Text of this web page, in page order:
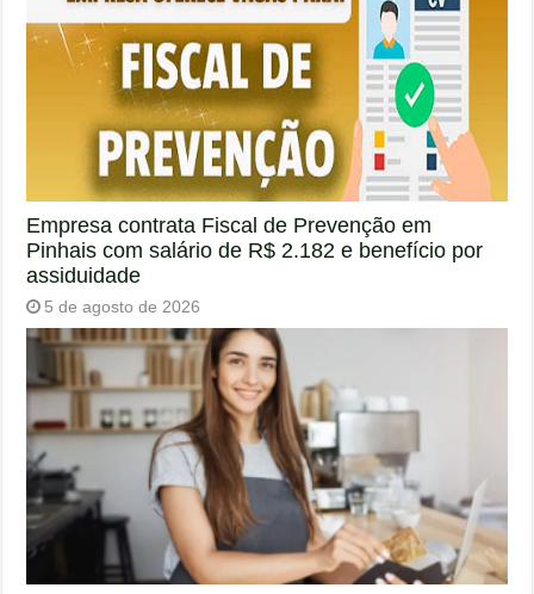
Empresa contrata Fiscal de Prevenção em
Pinhais com salário de R$ 2.182 e benefício por
assiduidade
5 de agosto de 2026